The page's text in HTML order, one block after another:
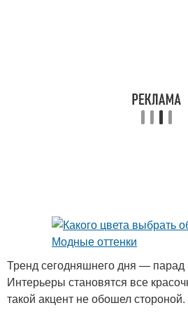
Тренд сегодняшнего дня — парад
Интерьеры становятся все
такой акцент не обошел стороной.